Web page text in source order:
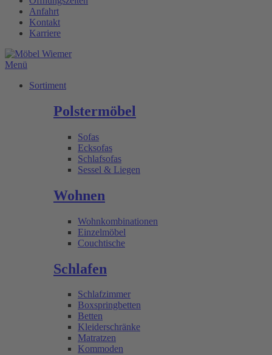
Anfahrt
Kontakt
Karriere
Menü
Sortiment
Polstermöbel
Sofas
Ecksofas
Schlafsofas
Sessel & Liegen
Wohnen
Wohnkombinationen
Einzelmöbel
Couchtische
Schlafen
Schlafzimmer
Boxspringbetten
Betten
Kleiderschränke
Matratzen
Kommoden